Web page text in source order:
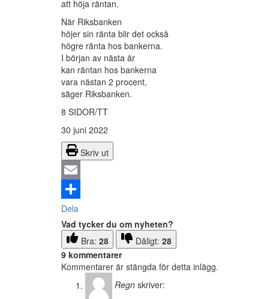
att höja räntan.
När Riksbanken
höjer sin ränta blir det också
högre ränta hos bankerna.
I början av nästa år
kan räntan hos bankerna
vara nästan 2 procent,
säger Riksbanken.
8 SIDOR/TT
30 juni 2022
Skriv ut
Email
Dela
Vad tycker du om nyheten?
Bra: 28 Dåligt: 28
9 kommentarer
Kommentarer är stängda för detta inlägg.
Regn skriver: